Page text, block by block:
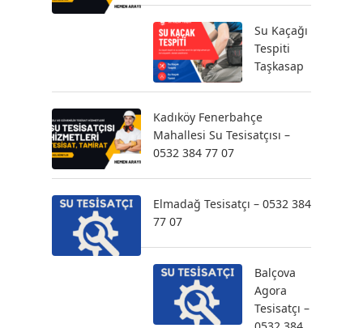
Su Kaçağı
Tespiti
Taşkasap
Kadıköy Fenerbahçe
Mahallesi Su Tesisatçısı –
0532 384 77 07
Elmadağ Tesisatçı – 0532 384
77 07
Balçova
Agora
Tesisatçı –